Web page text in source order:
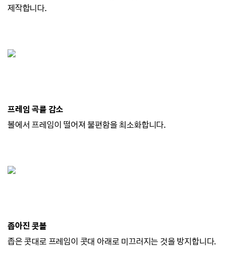
제작합니다.
프레임 곡률 감소
볼에서 프레임이 떨어져 불편함을 최소화합니다.
좁아진 콧볼
좁은 콧대로 프레임이 콧대 아래로 미끄러지는 것을 방지합니다.